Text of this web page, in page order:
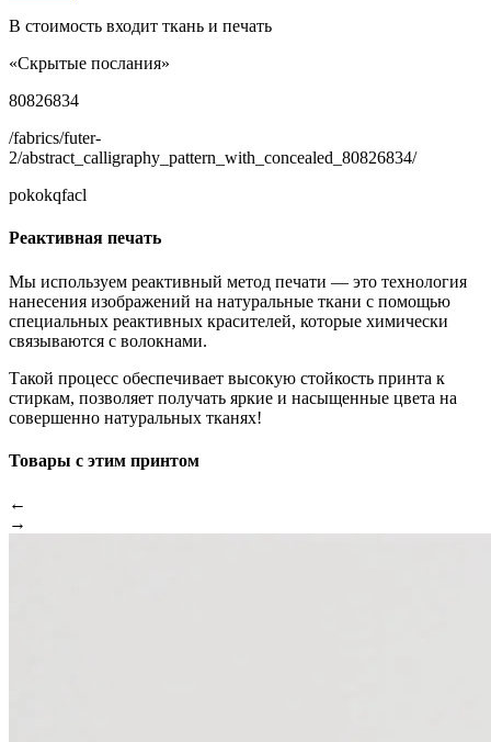
В стоимость входит ткань и печать
«Скрытые послания»
80826834
/fabrics/futer-
2/abstract_calligraphy_pattern_with_concealed_80826834/
pokokqfacl
Реактивная печать
Мы используем реактивный метод печати — это технология
нанесения изображений на натуральные ткани с помощью
специальных реактивных красителей, которые химически
связываются с волокнами.
Такой процесс обеспечивает высокую стойкость принта к
стиркам, позволяет получать яркие и насыщенные цвета на
совершенно натуральных тканях!
Товары с этим принтом
←
→